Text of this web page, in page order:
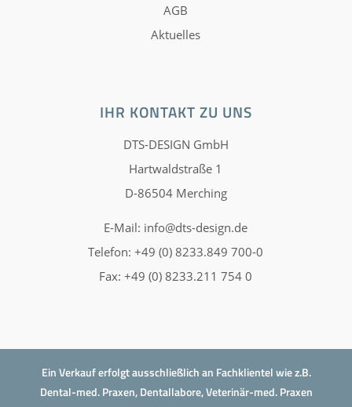
AGB
Aktuelles
IHR KONTAKT ZU UNS
DTS-DESIGN GmbH
Hartwaldstraße 1
D-86504 Merching
E-Mail: info@dts-design.de
Telefon: +49 (0) 8233.849 700-0
Fax: +49 (0) 8233.211 754 0
Ein Verkauf erfolgt ausschließlich an Fachklientel wie z.B.
Dental-med. Praxen, Dentallabore, Veterinär-med. Praxen